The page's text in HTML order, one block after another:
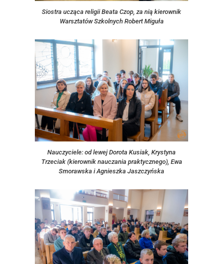
Siostra ucząca religii Beata Czop, za nią kierownik
Warsztatów Szkolnych Robert Miguła
Nauczyciele: od lewej Dorota Kusiak, Krystyna
Trzeciak (kierownik nauczania praktycznego), Ewa
Smorawska i Agnieszka Jaszczyńska